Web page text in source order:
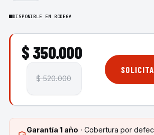
DISPONIBLE EN BODEGA
$ 350.000
$ 520.000
Garantía 1 año · Cobertura por